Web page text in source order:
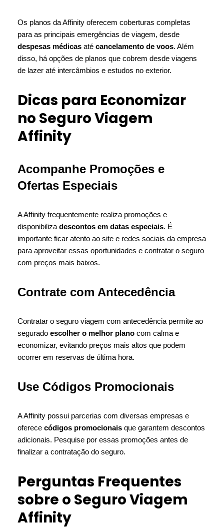
Os planos da Affinity oferecem coberturas completas
para as principais emergências de viagem, desde
despesas médicas até cancelamento de voos. Além
disso, há opções de planos que cobrem desde viagens
de lazer até intercâmbios e estudos no exterior.
Dicas para Economizar
no Seguro Viagem
Affinity
Acompanhe Promoções e
Ofertas Especiais
A Affinity frequentemente realiza promoções e
disponibiliza descontos em datas especiais. É
importante ficar atento ao site e redes sociais da empresa
para aproveitar essas oportunidades e contratar o seguro
com preços mais baixos.
Contrate com Antecedência
Contratar o seguro viagem com antecedência permite ao
segurado escolher o melhor plano com calma e
economizar, evitando preços mais altos que podem
ocorrer em reservas de última hora.
Use Códigos Promocionais
A Affinity possui parcerias com diversas empresas e
oferece códigos promocionais que garantem descontos
adicionais. Pesquise por essas promoções antes de
finalizar a contratação do seguro.
Perguntas Frequentes
sobre o Seguro Viagem
Affinity